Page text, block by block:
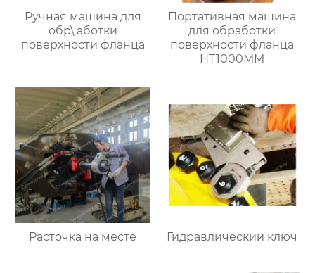
Ручная машина для
обр\ аботки
поверхности фланца
Портативная машина
для обработки
поверхности фланца
HT1000MM
Расточка на месте Гидравлический ключ